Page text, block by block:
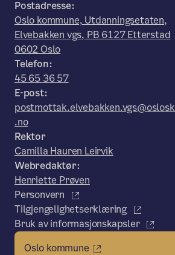
Postadresse:
Oslo kommune, Utdanningsetaten,
Elvebakken vgs, PB 6127 Etterstad
0602 Oslo
Telefon:
45 65 36 57
E-post:
.no
Rektor
Camilla Hauren Leirvik
Webredaktør:
Henriette Prøven
Personvern
Tilgjengelighetserklæring
Bruk av informasjonskapsler
Oslo kommune